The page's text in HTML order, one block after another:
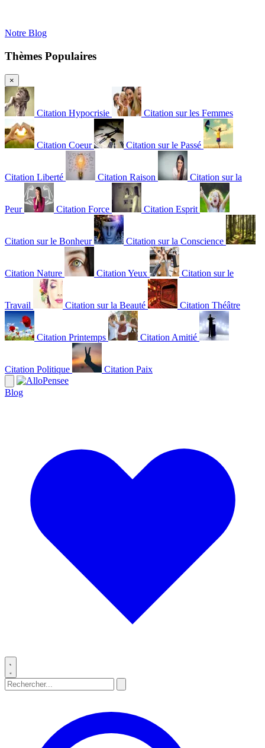
Notre Blog
Thèmes Populaires
×
Citation Hypocrisie Citation sur les Femmes
Citation Coeur Citation sur le Passé
Citation Liberté Citation Raison Citation sur la
Peur Citation Force Citation Esprit
Citation sur le Bonheur Citation sur la Conscience
Citation Nature Citation Yeux Citation sur le
Travail Citation sur la Beauté Citation Théâtre
Citation Printemps Citation Amitié
Citation Politique Citation Paix
Blog